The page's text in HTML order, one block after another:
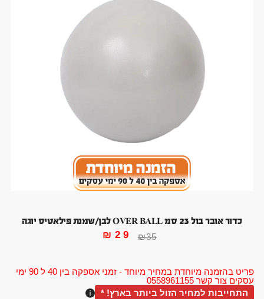
פריט בהזמנה מיוחדת במחיר מיוחד - זמני אספקה בין 40 ל 90 ימי
עסקים צור קשר 0558961155
כדור אובר בול 23 סמ OVER BALL לבן/שמנת פילאטיס יוגה
₪35
₪ 29
התחייבות למחיר הזול ביותר בארץ! *